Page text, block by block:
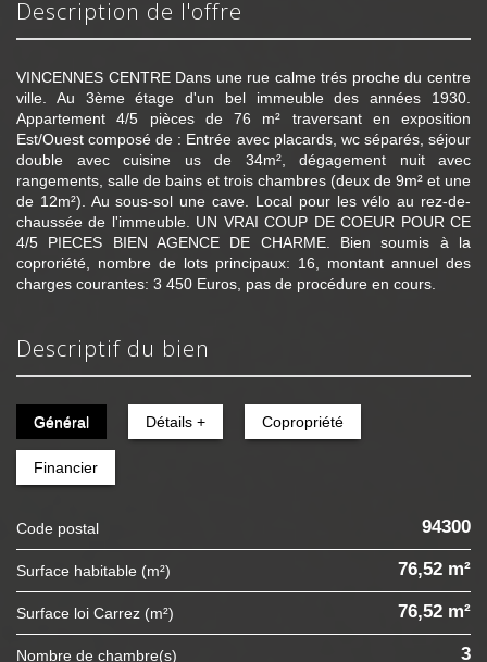
description de l'offre
VINCENNES CENTRE Dans une rue calme trés proche du centre
ville. Au 3ème étage d'un bel immeuble des années 1930.
Appartement 4/5 pièces de 76 m² traversant en exposition
Est/Ouest composé de : Entrée avec placards, wc séparés, séjour
double avec cuisine us de 34m², dégagement nuit avec
rangements, salle de bains et trois chambres (deux de 9m² et une
de 12m²). Au sous-sol une cave. Local pour les vélo au rez-de-
chaussée de l'immeuble. UN VRAI COUP DE COEUR POUR CE
4/5 PIECES BIEN AGENCE DE CHARME. Bien soumis à la
coproriété, nombre de lots principaux: 16, montant annuel des
charges courantes: 3 450 Euros, pas de procédure en cours.
descriptif du bien
Général Détails + Copropriété
Financier
Code postal 94300
Surface habitable (m²) 76,52 m²
Surface loi Carrez (m²) 76,52 m²
Nombre de chambre(s) 3